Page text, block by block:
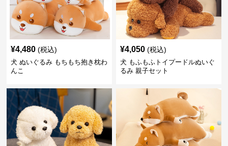
¥4,480 (税込)
犬 ぬいぐるみ もちもち抱き枕わ
んこ
¥4,050 (税込)
犬 もふもふトイプードルぬいぐ
るみ 親子セット